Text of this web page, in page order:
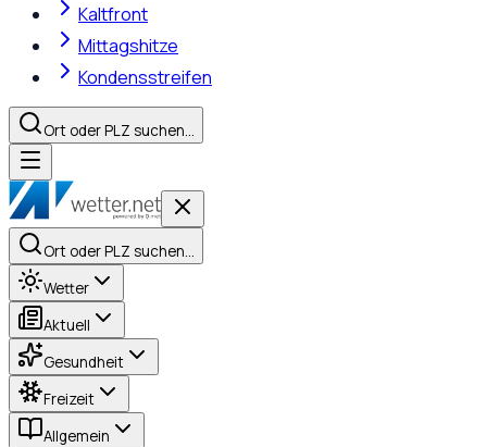
Kaltfront
Mittagshitze
Kondensstreifen
Ort oder PLZ suchen…
Ort oder PLZ suchen…
Wetter
Aktuell
Gesundheit
Freizeit
Allgemein